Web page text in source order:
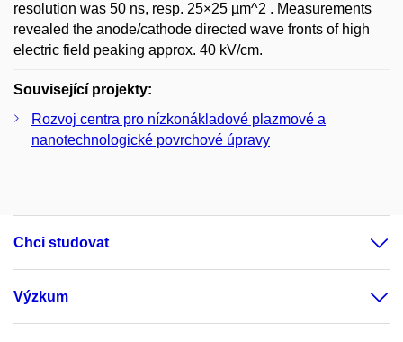
resolution was 50 ns, resp. 25×25 µm^2 . Measurements
revealed the anode/cathode directed wave fronts of high
electric field peaking approx. 40 kV/cm.
Související projekty:
Rozvoj centra pro nízkonákladové plazmové a
nanotechnologické povrchové úpravy
Chci studovat
Výzkum